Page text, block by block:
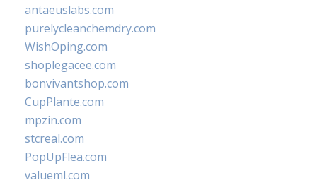
antaeuslabs.com
purelycleanchemdry.com
WishOping.com
shoplegacee.com
bonvivantshop.com
CupPlante.com
mpzin.com
stcreal.com
PopUpFlea.com
valueml.com